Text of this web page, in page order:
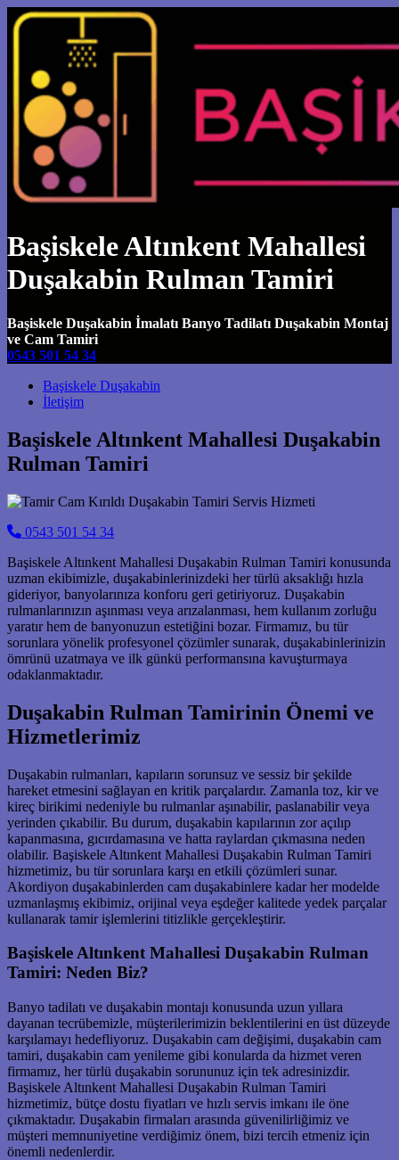
Başiskele Altınkent Mahallesi
Duşakabin Rulman Tamiri
Başiskele Duşakabin İmalatı Banyo Tadilatı Duşakabin Montaj
ve Cam Tamiri
0543 501 54 34
Main Navigation
Başiskele Duşakabin
İletişim
Başiskele Altınkent Mahallesi Duşakabin
Rulman Tamiri
0543 501 54 34
Başiskele Altınkent Mahallesi Duşakabin Rulman Tamiri konusunda
uzman ekibimizle, duşakabinlerinizdeki her türlü aksaklığı hızla
gideriyor, banyolarınıza konforu geri getiriyoruz. Duşakabin
rulmanlarınızın aşınması veya arızalanması, hem kullanım zorluğu
yaratır hem de banyonuzun estetiğini bozar. Firmamız, bu tür
sorunlara yönelik profesyonel çözümler sunarak, duşakabinlerinizin
ömrünü uzatmaya ve ilk günkü performansına kavuşturmaya
odaklanmaktadır.
Duşakabin Rulman Tamirinin Önemi ve
Hizmetlerimiz
Duşakabin rulmanları, kapıların sorunsuz ve sessiz bir şekilde
hareket etmesini sağlayan en kritik parçalardır. Zamanla toz, kir ve
kireç birikimi nedeniyle bu rulmanlar aşınabilir, paslanabilir veya
yerinden çıkabilir. Bu durum, duşakabin kapılarının zor açılıp
kapanmasına, gıcırdamasına ve hatta raylardan çıkmasına neden
olabilir. Başiskele Altınkent Mahallesi Duşakabin Rulman Tamiri
hizmetimiz, bu tür sorunlara karşı en etkili çözümleri sunar.
Akordiyon duşakabinlerden cam duşakabinlere kadar her modelde
uzmanlaşmış ekibimiz, orijinal veya eşdeğer kalitede yedek parçalar
kullanarak tamir işlemlerini titizlikle gerçekleştirir.
Başiskele Altınkent Mahallesi Duşakabin Rulman
Tamiri: Neden Biz?
Banyo tadilatı ve duşakabin montajı konusunda uzun yıllara
dayanan tecrübemizle, müşterilerimizin beklentilerini en üst düzeyde
karşılamayı hedefliyoruz. Duşakabin cam değişimi, duşakabin cam
tamiri, duşakabin cam yenileme gibi konularda da hizmet veren
firmamız, her türlü duşakabin sorununuz için tek adresinizdir.
Başiskele Altınkent Mahallesi Duşakabin Rulman Tamiri
hizmetimiz, bütçe dostu fiyatları ve hızlı servis imkanı ile öne
çıkmaktadır. Duşakabin firmaları arasında güvenilirliğimiz ve
müşteri memnuniyetine verdiğimiz önem, bizi tercih etmeniz için
önemli nedenlerdir.